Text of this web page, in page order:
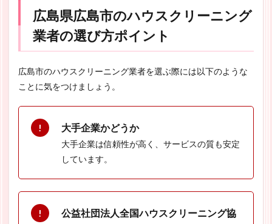
広島県広島市のハウスクリーニング
業者の選び方ポイント
広島市のハウスクリーニング業者を選ぶ際には以下のような
ことに気をつけましょう。
大手企業かどうか
大手企業は信頼性が高く、サービスの質も安定
しています。
公益社団法人全国ハウスクリーニング協